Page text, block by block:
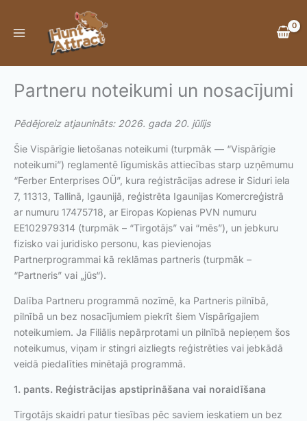
content
Partneru noteikumi un nosacījumi
Pēdējoreiz atjaunināts: 2026. gada 20. jūlijs
Šie Vispārīgie lietošanas noteikumi (turpmāk — “Vispārīgie
noteikumi”) reglamentē līgumiskās attiecības starp uzņēmumu
“Ferber Enterprises OÜ”, kura reģistrācijas adrese ir Siduri iela
7, 11313, Tallinā, Igaunijā, reģistrēta Igaunijas Komercreģistrā
ar numuru 17475718, ar Eiropas Kopienas PVN numuru
EE102979314 (turpmāk – “Tirgotājs” vai “mēs”), un jebkuru
fizisko vai juridisko personu, kas pievienojas
Partnerprogrammai kā reklāmas partneris (turpmāk –
“Partneris” vai „jūs“).
Dalība Partneru programmā nozīmē, ka Partneris pilnībā,
pilnībā un bez nosacījumiem piekrīt šiem Vispārīgajiem
noteikumiem. Ja Filiālis nepārprotami un pilnībā nepieņem šos
noteikumus, viņam ir stingri aizliegts reģistrēties vai jebkādā
veidā piedalīties minētajā programmā.
1. pants. Reģistrācijas apstiprināšana vai noraidīšana
Tirgotājs skaidri patur tiesības pēc saviem ieskatiem un bez